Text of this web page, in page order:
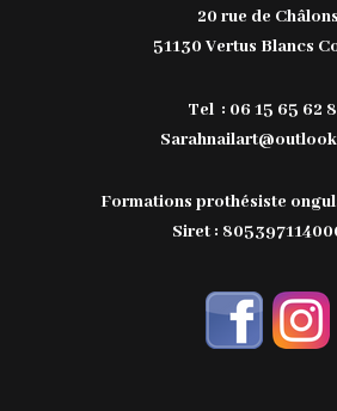
20 rue de Châlons
51130 Vertus Blancs
Tel : 06 15 65 62
Formations prothésiste
Siret :